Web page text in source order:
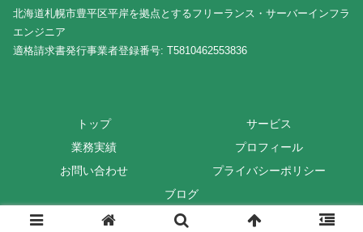
北海道札幌市豊平区平岸を拠点とするフリーランス・サーバーインフラ
エンジニア
適格請求書発行事業者登録番号: T5810462553836
トップ
サービス
業務実績
プロフィール
お問い合わせ
プライバシーポリシー
ブログ
© 2013-2026 Inaba Server Design.